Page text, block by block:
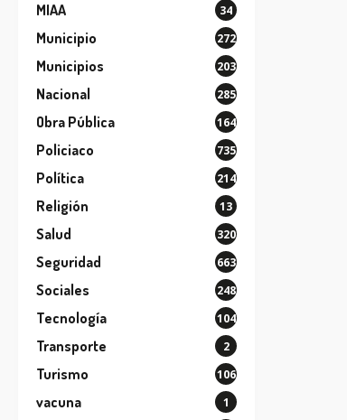
MIAA 34
Municipio 272
Municipios 203
Nacional 285
Obra Pública 164
Policiaco 735
Política 214
Religión 13
Salud 320
Seguridad 663
Sociales 248
Tecnología 104
Transporte 2
Turismo 106
vacuna 1